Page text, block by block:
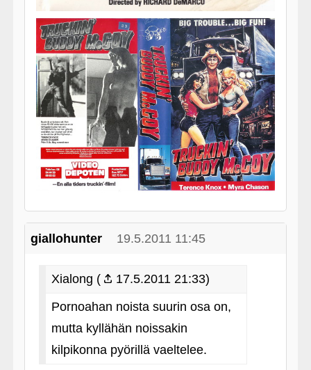
giallohunter 19.5.2011 11:45
Xialong (
17.5.2011 21:33)
Pornoahan noista suurin osa on,
mutta kyllähän noissakin
kilpikonna pyörillä vaeltelee.